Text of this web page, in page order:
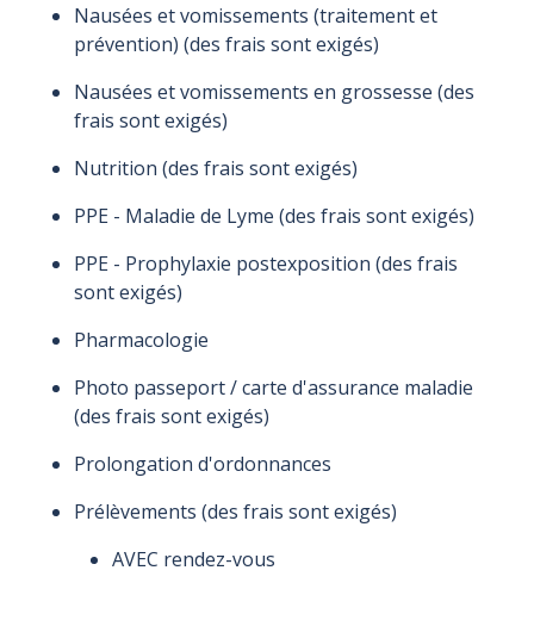
Nausées et vomissements (traitement et
prévention) (des frais sont exigés)
Nausées et vomissements en grossesse (des
frais sont exigés)
Nutrition (des frais sont exigés)
PPE - Maladie de Lyme (des frais sont exigés)
PPE - Prophylaxie postexposition (des frais
sont exigés)
Pharmacologie
Photo passeport / carte d'assurance maladie
(des frais sont exigés)
Prolongation d'ordonnances
Prélèvements (des frais sont exigés)
AVEC rendez-vous